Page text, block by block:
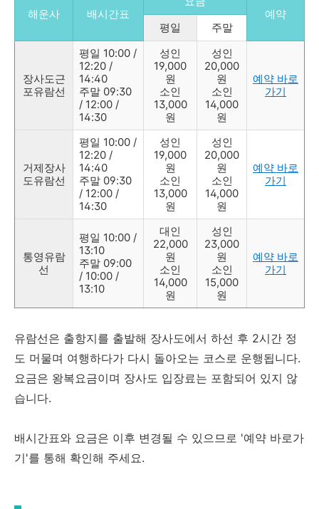
해운사 배시간표
예약
평일
주말
장사도근
포유람선
평일 10:00 /
12:20 /
14:40
주말 09:30
/ 12:00 /
14:30
성인
19,000
원
소인
13,000
원
성인
20,000
원
소인
14,000
원
예약 바로
가기
거제장사
도유람선
평일 10:00 /
12:20 /
14:40
주말 09:30
/ 12:00 /
14:30
성인
19,000
원
소인
13,000
원
성인
20,000
원
소인
14,000
원
예약 바로
가기
통영유람
선
평일 10:00 /
13:10
주말 09:00
/ 10:00 /
13:10
대인
22,000
원
소인
14,000
원
성인
23,000
원
소인
15,000
원
예약 바로
가기
유람선은 출항지를 출발해 장사도에서 하선 후 2시간 정
도 머물며 여행하다가 다시 돌아오는 코스로 운행됩니다.
요금은 왕복요금이며 장사도 입장료는 포함되어 있지 않
습니다.
배시간표와 요금은 이후 변경될 수 있으므로 '예약 바로가
기'를 통해 확인해 주세요.